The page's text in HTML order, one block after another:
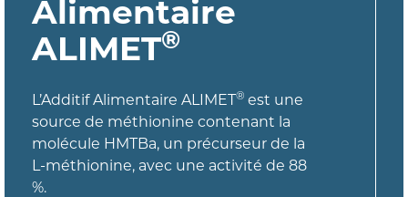
Alimentaire
ALIMET®
L’Additif Alimentaire ALIMET® est une
source de méthionine contenant la
molécule HMTBa, un précurseur de la
L-méthionine, avec une activité de 88
%.